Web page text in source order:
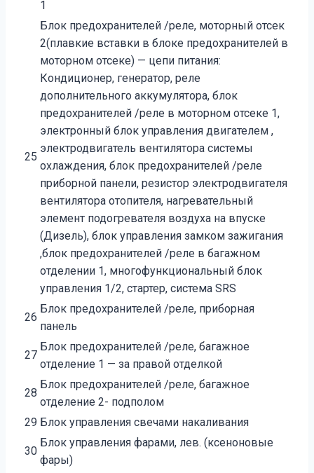
1
25
Блок предохранителей /реле, моторный отсек
2(плавкие вставки в блоке предохранителей в
моторном отсеке) — цепи питания:
Кондиционер, генератор, реле
дополнительного аккумулятора, блок
предохранителей /реле в моторном отсеке 1,
электронный блок управления двигателем ,
электродвигатель вентилятора системы
охлаждения, блок предохранителей /реле
приборной панели, резистор электродвигателя
вентилятора отопителя, нагревательный
элемент подогревателя воздуха на впуске
(Дизель), блок управления замком зажигания
,блок предохранителей /реле в багажном
отделении 1, многофункциональный блок
управления 1/2, стартер, система SRS
26
Блок предохранителей /реле, приборная
панель
27
Блок предохранителей /реле, багажное
отделение 1 — за правой отделкой
28
Блок предохранителей /реле, багажное
отделение 2- подполом
29 Блок управления свечами накаливания
30
Блок управления фарами, лев. (ксеноновые
фары)